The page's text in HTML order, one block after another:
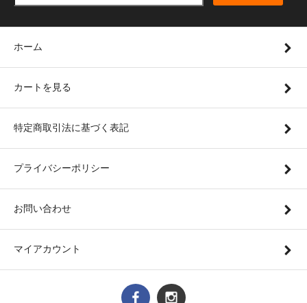
ホーム
カートを見る
特定商取引法に基づく表記
プライバシーポリシー
お問い合わせ
マイアカウント